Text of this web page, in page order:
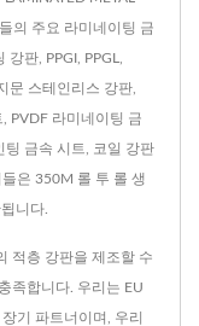
의 주요 라미네이팅 금
판, PPGI, PPGL,
문 스테인리스 강판,
PVDF 라미네이팅 금
팅 금속 시트, 코일 강판
은 350M 롤 투 롤 생
니다.
적층 강판을 제조할 수
족합니다. 우리는 EU
기 파트너이며, 우리